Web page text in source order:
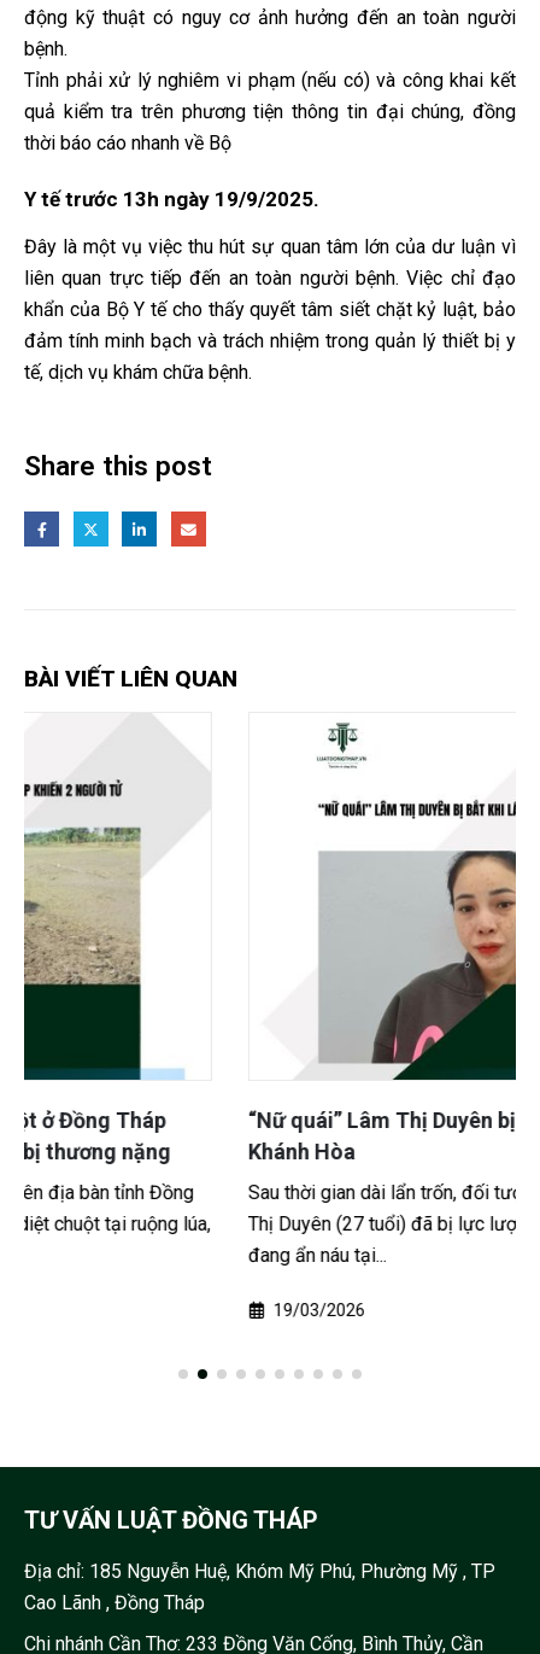
động kỹ thuật có nguy cơ ảnh hưởng đến an toàn người
bệnh.
Tỉnh phải xử lý nghiêm vi phạm (nếu có) và công khai kết
quả kiểm tra trên phương tiện thông tin đại chúng, đồng
thời báo cáo nhanh về Bộ
Y tế trước 13h ngày 19/9/2025.
Đây là một vụ việc thu hút sự quan tâm lớn của dư luận vì
liên quan trực tiếp đến an toàn người bệnh. Việc chỉ đạo
khẩn của Bộ Y tế cho thấy quyết tâm siết chặt kỷ luật, bảo
đảm tính minh bạch và trách nhiệm trong quản lý thiết bị y
tế, dịch vụ khám chữa bệnh.
Share this post
BÀI VIẾT LIÊN QUAN
“Nữ quái” Lâm Thị Duyên bị bắt khi lẩn trốn ở
Khánh Hòa
Sau thời gian dài lẩn trốn, đối tượng truy nã đặc biệt Lâm
Thị Duyên (27 tuổi) đã bị lực lượng Công an bắt giữ khi
TƯ VẤN LUẬT ĐỒNG THÁP
Địa chỉ: 185 Nguyễn Huệ, Khóm Mỹ Phú, Phường Mỹ , TP
Cao Lãnh , Đồng Tháp
Chi nhánh Cần Thơ: 233 Đồng Văn Cống, Bình Thủy, Cần